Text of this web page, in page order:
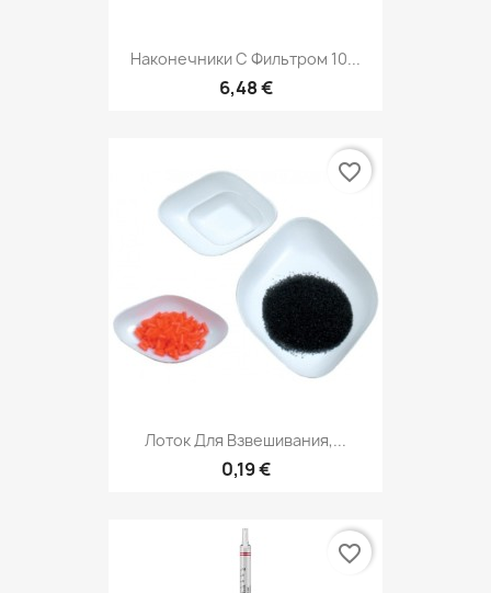
Наконечники С Фильтром 10...
6,48 €
Лоток Для Взвешивания,...
0,19 €
favorite_border
favorite_border